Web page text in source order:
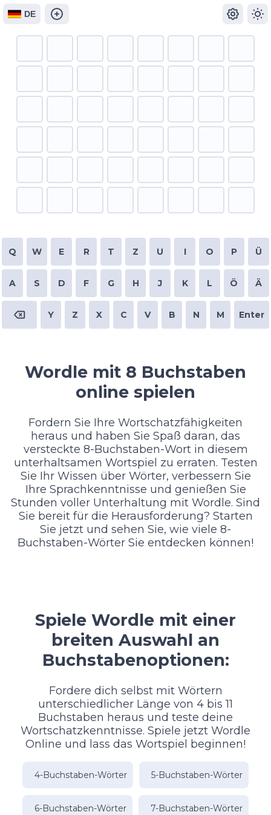
DE
Q W E R T Z U I O P Ü
A S D F G H J K L Ö Ä
Y Z X C V B N M Enter
Wordle mit 8 Buchstaben
online spielen
Fordern Sie Ihre Wortschatzfähigkeiten
heraus und haben Sie Spaß daran, das
versteckte 8-Buchstaben-Wort in diesem
unterhaltsamen Wortspiel zu erraten. Testen
Sie Ihr Wissen über Wörter, verbessern Sie
Ihre Sprachkenntnisse und genießen Sie
Stunden voller Unterhaltung mit Wordle. Sind
Sie bereit für die Herausforderung? Starten
Sie jetzt und sehen Sie, wie viele 8-
Buchstaben-Wörter Sie entdecken können!
Spiele Wordle mit einer
breiten Auswahl an
Buchstabenoptionen:
Fordere dich selbst mit Wörtern
unterschiedlicher Länge von 4 bis 11
Buchstaben heraus und teste deine
Wortschatzkenntnisse. Spiele jetzt Wordle
Online und lass das Wortspiel beginnen!
4-Buchstaben-Wörter 5-Buchstaben-Wörter
6-Buchstaben-Wörter 7-Buchstaben-Wörter